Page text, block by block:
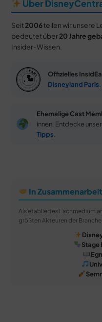
Über
Seit 2006teilen wir unsere
bedeutet über 20 Jahre
Insider-Wissen.
Offizielles
Disneyland Paris
Ehemalige Cast
innen. Entdecke
Tipps
In
Als etabliertes Fachmedium
größten Akteuren der
Stage